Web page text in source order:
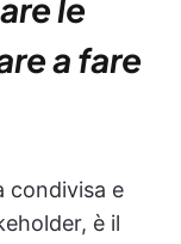
le
a fare
condivisa e
è il